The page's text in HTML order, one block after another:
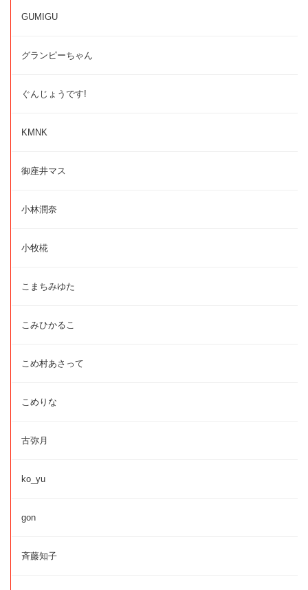
GUMIGU
グランピーちゃん
ぐんじょうです!
KMNK
御座井マス
小林潤奈
小牧椛
こまちみゆた
こみひかるこ
こめ村あさって
こめりな
古弥月
ko_yu
gon
斉藤知子